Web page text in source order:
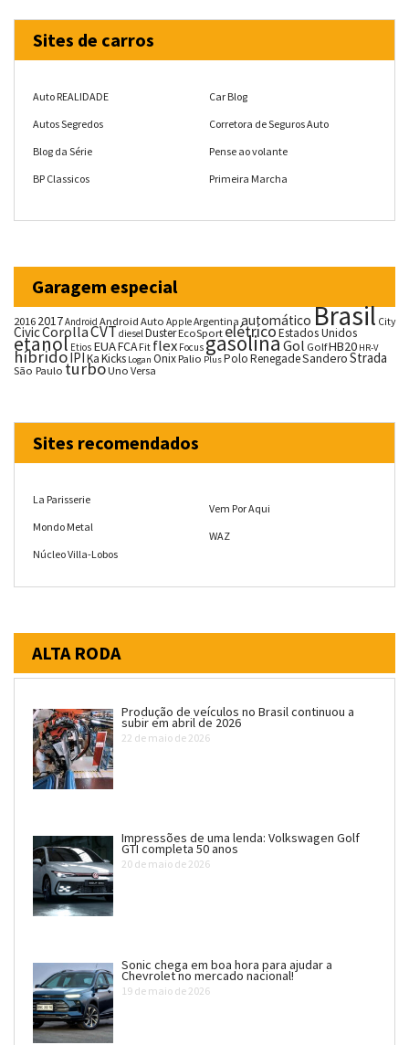
Sites de carros
Auto REALIDADE
Autos Segredos
Blog da Série
BP Classicos
Car Blog
Corretora de Seguros Auto
Pense ao volante
Primeira Marcha
Garagem especial
20162017Android Android Auto AppleArgentina automáticoBrasil City
CivicCorollaCVTdieselDusterEcoSportelétricoEstados Unidos
etanol Etios EUAFCA Fit flex FocusgasolinaGol GolfHB20 HR-V
híbridoIPIKaKicks Logan OnixPalio PlusPoloRenegadeSanderoStrada
São Paulo turboUno Versa
Sites recomendados
La Parisserie
Mondo Metal
Núcleo Villa-Lobos
Vem Por Aqui
WAZ
ALTA RODA
Produção de veículos no Brasil continuou a
subir em abril de 2026
22 de maio de 2026
Impressões de uma lenda: Volkswagen Golf
GTI completa 50 anos
20 de maio de 2026
Sonic chega em boa hora para ajudar a
Chevrolet no mercado nacional!
19 de maio de 2026